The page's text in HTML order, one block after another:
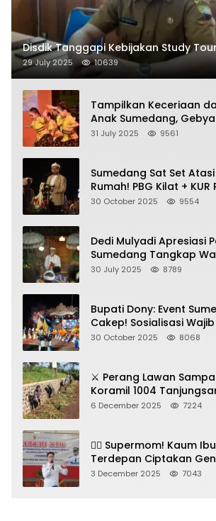
Disdik Tanggapi Kebijakan Study
29 July 2025 10639
Tampilkan Keceriaan
Anak Sumedang,
Dihadiri Bupati dan
31 July 2025 9561
Sumedang Sat Set
Rumah! PBG Kilat +
Jadi Kunci!
30 October 2025 9554
Dedi Mulyadi Apresiasi
Sumedang Tangkap
Gadungan Pemeras
30 July 2025 8789
Bupati Dony: Event
Cakep! Sosialisasi
Seni Budaya!
30 October 2025 8068
⚔️ Perang Lawan
Koramil 1004
Bersihkan Gorong-
6 December 2025 7224
🦸‍♀️ Supermom! Kaum
Terdepan Ciptakan
Sumedang
3 December 2025 7043